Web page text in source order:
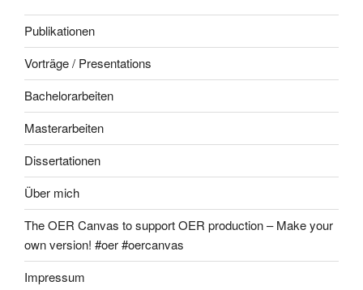
Publikationen
Vorträge / Presentations
Bachelorarbeiten
Masterarbeiten
Dissertationen
Über mich
The OER Canvas to support OER production – Make your
own version! #oer #oercanvas
Impressum